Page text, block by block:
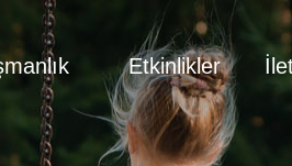
Etkinlikler